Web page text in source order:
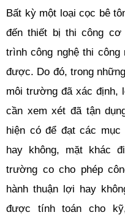
Bất kỳ một loại cọc bê
đến thiết bị thi công cơ
trình công nghệ thi
được. Do đó, trong
môi trường đã xác định,
cần xem xét đã tận
hiện có để đạt các
hay không, mặt khác
trường co cho phép
hành thuận lợi hay
được tính toán cho